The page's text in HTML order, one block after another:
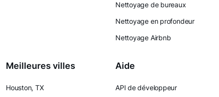
Nettoyage de bureaux
Nettoyage en profondeur
Nettoyage Airbnb
Meilleures villes
Houston, TX
Aide
API de développeur